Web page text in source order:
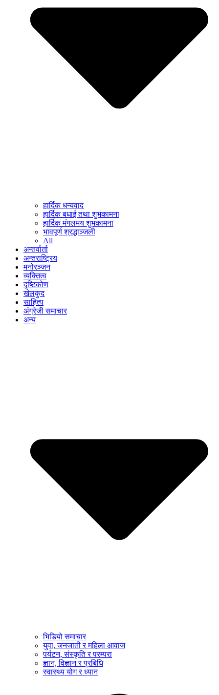
हार्दिक धन्यवाद
हार्दिक बधाई तथा शुभकामना
हार्दिक मंगलमय शुभकामना
भावपूर्ण श्रद्धाञ्जली
All
अन्तर्वार्ता
अन्तराष्ट्रिय
मनोरञ्जन
व्यक्तित्व
दृष्टिकोण
खेलकुद
साहित्य
अंग्रेजी समाचार
अन्य
भिडियो समाचार
युवा, जनजाती र महिला आवाज
पर्यटन, संस्कृति र परम्परा
ज्ञान, विज्ञान र प्रबिधि
स्वास्थ्य योग र ध्यान